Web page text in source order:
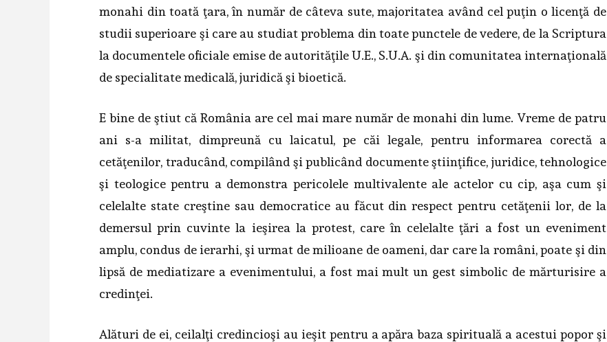
monahi din toată ţara, în număr de câteva sute, majoritatea având cel puţin o licenţă de
studii superioare şi care au studiat problema din toate punctele de vedere, de la Scriptura
la documentele oficiale emise de autorităţile U.E., S.U.A. şi din comunitatea internaţională
de specialitate medicală, juridică şi bioetică.
E bine de ştiut că România are cel mai mare număr de monahi din lume. Vreme de patru
ani s-a militat, dimpreună cu laicatul, pe căi legale, pentru informarea corectă a
cetăţenilor, traducând, compilând şi publicând documente ştiinţifice, juridice, tehnologice
şi teologice pentru a demonstra pericolele multivalente ale actelor cu cip, aşa cum şi
celelalte state creştine sau democratice au făcut din respect pentru cetăţenii lor, de la
demersul prin cuvinte la ieşirea la protest, care în celelalte ţări a fost un eveniment
amplu, condus de ierarhi, şi urmat de milioane de oameni, dar care la români, poate şi din
lipsă de mediatizare a evenimentului, a fost mai mult un gest simbolic de mărturisire a
credinţei.
Alături de ei, ceilalţi credincioşi au ieşit pentru a apăra baza spirituală a acestui popor şi